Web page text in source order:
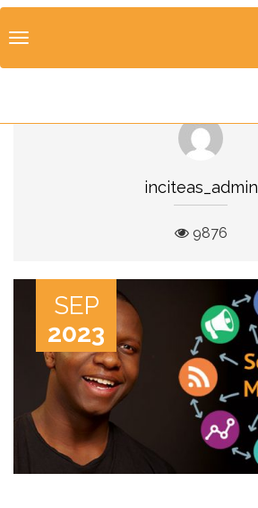
inciteas_admin
9876
SEP
2023